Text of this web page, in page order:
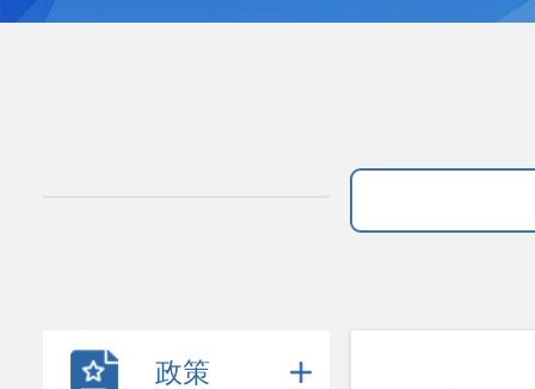
政策